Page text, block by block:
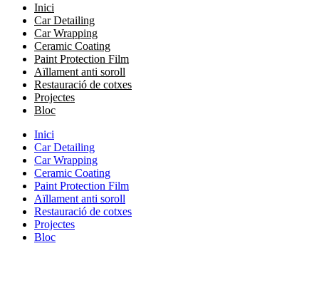
Inici
Car Detailing
Car Wrapping
Ceramic Coating
Paint Protection Film
Aïllament anti soroll
Restauració de cotxes
Projectes
Bloc
Inici
Car Detailing
Car Wrapping
Ceramic Coating
Paint Protection Film
Aïllament anti soroll
Restauració de cotxes
Projectes
Bloc